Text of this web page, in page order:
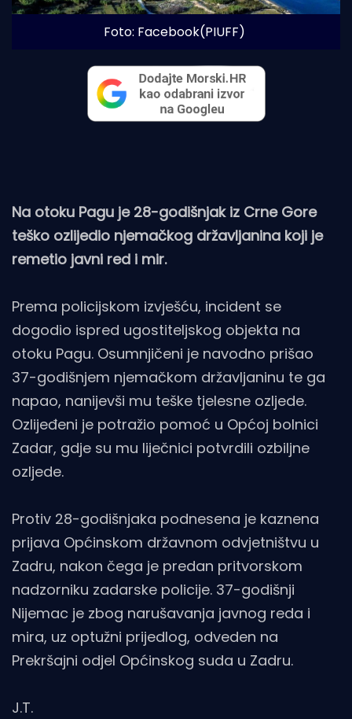
Foto: Facebook(PIUFF)
Na otoku Pagu je 28-godišnjak iz Crne Gore
teško ozlijedio njemačkog državljanina koji je
remetio javni red i mir.
Prema policijskom izvješću, incident se
dogodio ispred ugostiteljskog objekta na
otoku Pagu. Osumnjičeni je navodno prišao
37-godišnjem njemačkom državljaninu te ga
napao, nanijevši mu teške tjelesne ozljede.
Ozlijeđeni je potražio pomoć u Općoj bolnici
Zadar, gdje su mu liječnici potvrdili ozbiljne
ozljede.
Protiv 28-godišnjaka podnesena je kaznena
prijava Općinskom državnom odvjetništvu u
Zadru, nakon čega je predan pritvorskom
nadzorniku zadarske policije. 37-godišnji
Nijemac je zbog narušavanja javnog reda i
mira, uz optužni prijedlog, odveden na
Prekršajni odjel Općinskog suda u Zadru.
J.T.